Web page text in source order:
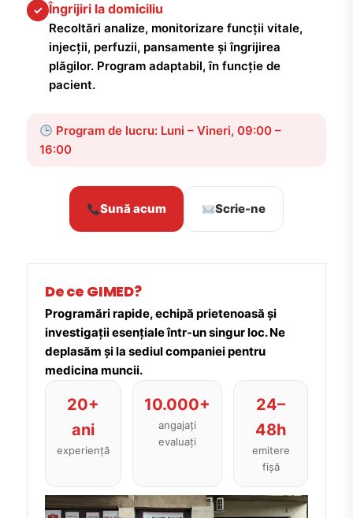
✓ Îngrijiri la domiciliu
Recoltări analize, monitorizare funcții vitale,
injecții, perfuzii, pansamente și îngrijirea
plăgilor. Program adaptabil, în funcție de
pacient.
Program de lucru: Luni – Vineri, 09:00 –
16:00
Sună acum Scrie-ne
De ce GIMED?
Programări rapide, echipă prietenoasă și
investigații esențiale într-un singur loc. Ne
deplasăm și la sediul companiei pentru
medicina muncii.
20+
ani
experiență
10.000+
angajați
evaluați
24–
48h
emitere
fișă